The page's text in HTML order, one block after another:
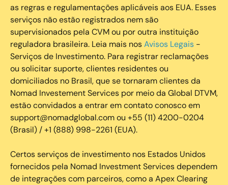
as regras e regulamentações aplicáveis aos EUA. Esses
serviços não estão registrados nem são
supervisionados pela CVM ou por outra instituição
reguladora brasileira. Leia mais nosAvisos Legais -
Serviços de Investimento. Para registrar reclamações
ou solicitar suporte, clientes residentes ou
domiciliados no Brasil, que se tornaram clientes da
Nomad Investement Services por meio da Global DTVM,
estão convidados a entrar em contato conosco em
support@nomadglobal.com ou +55 (11) 4200-0204
(Brasil) / +1 (888) 998-2261 (EUA).
Certos serviços de investimento nos Estados Unidos
fornecidos pela Nomad Investment Services dependem
de integrações com parceiros, como a Apex Clearing